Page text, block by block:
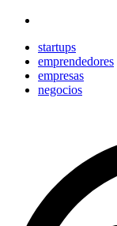
startups
emprendedores
empresas
negocios